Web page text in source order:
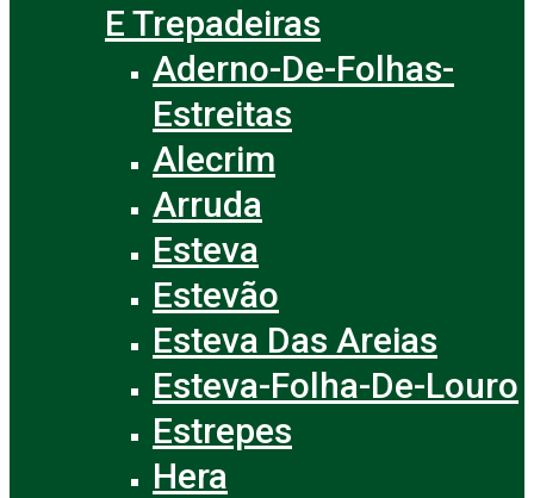
E Trepadeiras
Aderno-De-Folhas-
Estreitas
Alecrim
Arruda
Esteva
Estevão
Esteva Das Areias
Esteva-Folha-De-Louro
Estrepes
Hera